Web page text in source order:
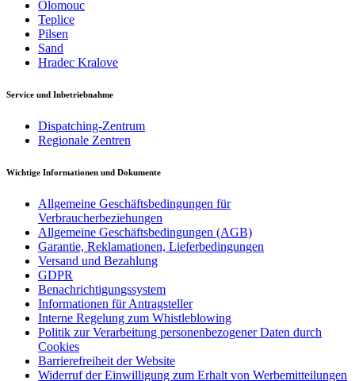
Olomouc
Teplice
Pilsen
Sand
Hradec Kralove
Service und Inbetriebnahme
Dispatching-Zentrum
Regionale Zentren
Wichtige Informationen und Dokumente
Allgemeine Geschäftsbedingungen für
Verbraucherbeziehungen
Allgemeine Geschäftsbedingungen (AGB)
Garantie, Reklamationen, Lieferbedingungen
Versand und Bezahlung
GDPR
Benachrichtigungssystem
Informationen für Antragsteller
Interne Regelung zum Whistleblowing
Politik zur Verarbeitung personenbezogener Daten durch
Cookies
Barrierefreiheit der Website
Widerruf der Einwilligung zum Erhalt von Werbemitteilungen